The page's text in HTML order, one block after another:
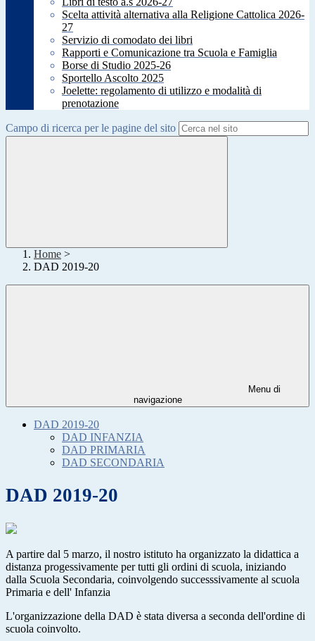
Scelta attività alternativa alla Religione Cattolica 2026-
27
Servizio di comodato dei libri
Rapporti e Comunicazione tra Scuola e Famiglia
Borse di Studio 2025-26
Sportello Ascolto 2025
Joelette: regolamento di utilizzo e modalità di
prenotazione
Campo di ricerca per le pagine del sito
Home >
DAD 2019-20
Menu di
navigazione
DAD 2019-20
DAD INFANZIA
DAD PRIMARIA
DAD SECONDARIA
DAD 2019-20
A partire dal 5 marzo, il nostro istituto ha organizzato la didattica a
distanza progessivamente per tutti gli ordini di scuola, iniziando
dalla Scuola Secondaria, coinvolgendo successsivamente al scuola
Primaria e dell' Infanzia
L'organizzazione della DAD è stata diversa a seconda dell'ordine di
scuola coinvolto.